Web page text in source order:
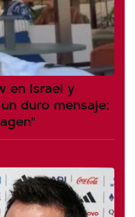
en Israel y
duro mensaje: